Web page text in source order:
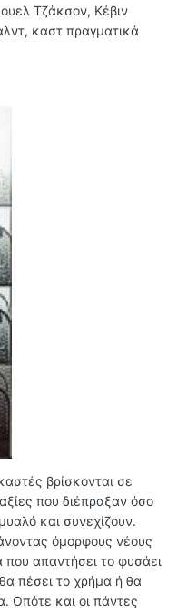
Τζάκσον, Κέβιν
καστ πραγματικά
βρίσκονται σε
που διέπραξαν όσο
και συνεχίζουν.
όμορφους νέους
απαντήσει το φυσάει
πέσει το χρήμα ή θα
Οπότε και οι πάντες